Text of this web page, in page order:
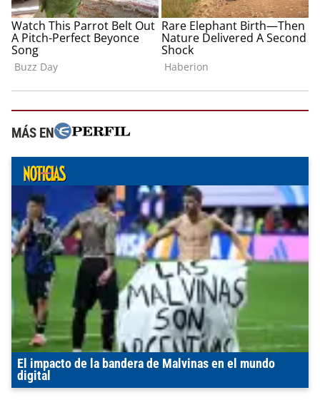
MÁS EN
El impacto de la bandera de Malvinas en el mundo
digital